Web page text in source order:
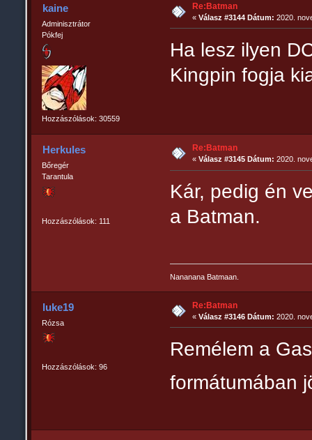
kaine
Adminisztrátor
Pókfej
Hozzászólások: 30559
Re:Batman
«Válasz #3144 Dátum: 2020.
Ha lesz ilyen
Kingpin fogja
Herkules
Bőregér
Tarantula
Hozzászólások: 111
Re:Batman
«Válasz #3145 Dátum: 2020.
Kár, pedig én
a Batman.
Nananana Batmaan.
luke19
Rózsa
Hozzászólások: 96
Re:Batman
«Válasz #3146 Dátum: 2020.
Remélem a
formátumában